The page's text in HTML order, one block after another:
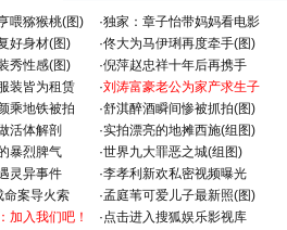
喂猕猴桃(图) ·独家：章子怡带妈妈看电影
好身材(图) ·佟大为马伊琍再度牵手(图)
秀性感(图) ·倪萍赵忠祥十年后再携手
装皆为租赁 ·刘涛富豪老公为家产求生子
乘地铁被拍 ·舒淇醉酒瞬间惨被抓拍(图)
活体解剖 ·实拍漂亮的地摊西施(组图)
暴烈脾气 ·世界九大罪恶之城(组图)
灵异事件 ·李孝利新欢私密视频曝光
命案导火索 ·孟庭苇可爱儿子最新照(图)
加入我们吧！ ·点击进入搜狐娱乐影视库